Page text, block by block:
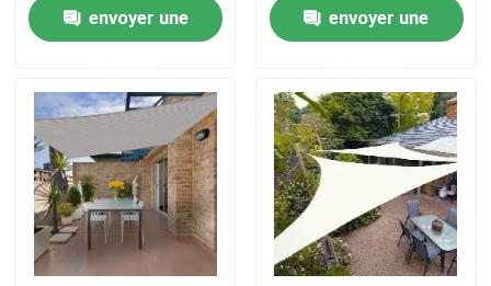
Produits
A propos de nous
Contrôle de la qualité
Contact
Matériau vierge
envoyer une envoyer une